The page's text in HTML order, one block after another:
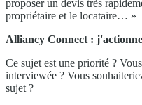
proposer un devis très
propriétaire et le locataire… »
Alliancy Connect :
Ce sujet est une priorité ?
interviewée ? Vous
sujet ?